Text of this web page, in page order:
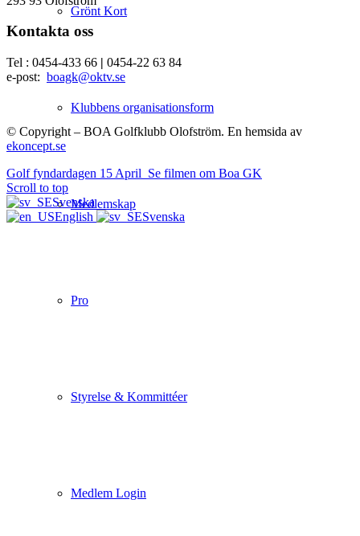
Grönt Kort
Klubbens organisationsform
Medlemskap
Pro
Styrelse & Kommittéer
Medlem Login
Kontakta oss
Tel : 0454-433 66 | 0454-22 63 84
e-post: boagk@oktv.se
© Copyright – BOA Golfklubb Olofström. En hemsida av
ekoncept.se
Golf fyndardagen 15 April Se filmen om Boa GK
Scroll to top
Svenska
English
Svenska